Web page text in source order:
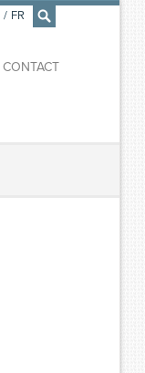
×
CONTACT
/ FR